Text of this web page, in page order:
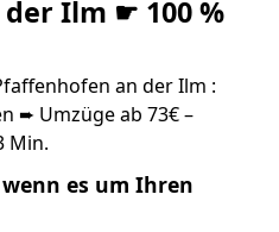
Ilm ☛ 100 %
an der Ilm :
➨ Umzüge ab 73€ –
Min.
es um Ihren